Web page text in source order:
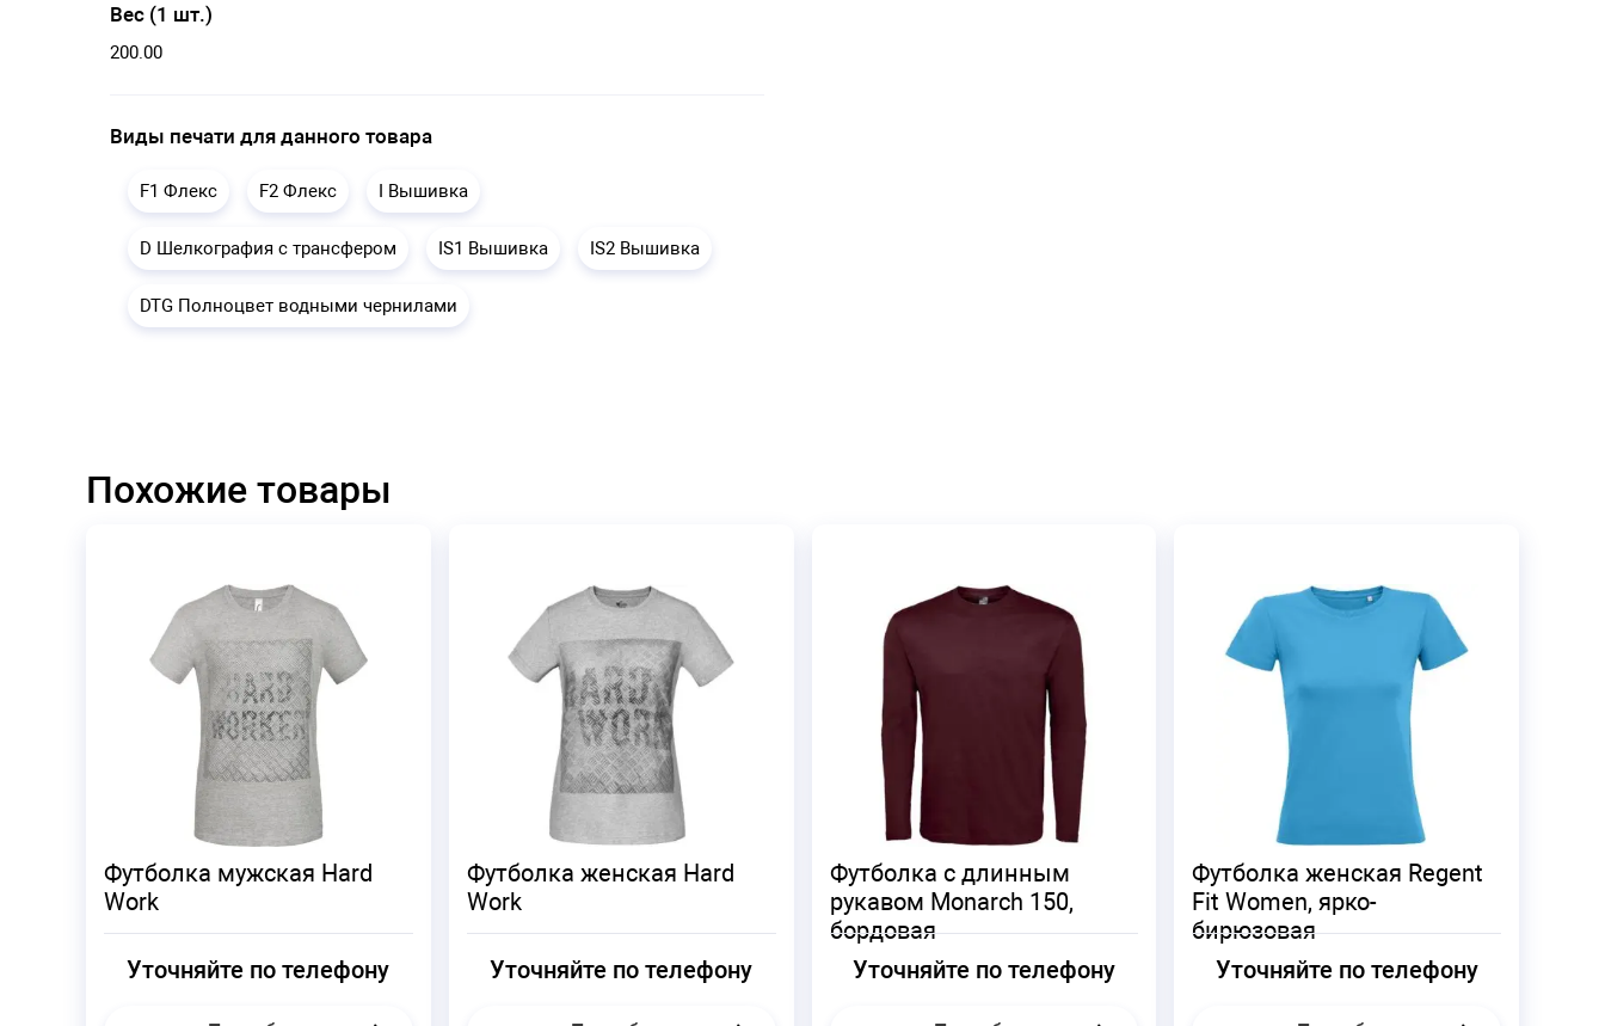
Вес (1 шт.)
200.00
Виды печати для данного товара
F1 Флекс F2 Флекс I Вышивка
D Шелкография с трансфером IS1 Вышивка IS2 Вышивка
DTG Полноцвет водными чернилами
Похожие товары
Футболка мужская Hard
Work
Уточняйте по телефону
Футболка женская Hard
Work
Уточняйте по телефону
Футболка с длинным
рукавом Monarch 150,
бордовая
Уточняйте по телефону
Футболка женская Regent
Fit Women, ярко-
бирюзовая
Уточняйте по телефону